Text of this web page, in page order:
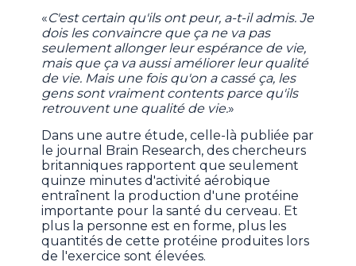
«C'est certain qu'ils ont peur, a-t-il admis. Je
dois les convaincre que ça ne va pas
seulement allonger leur espérance de vie,
mais que ça va aussi améliorer leur qualité
de vie. Mais une fois qu'on a cassé ça, les
gens sont vraiment contents parce qu'ils
retrouvent une qualité de vie.»
Dans une autre étude, celle-là publiée par
le journal Brain Research, des chercheurs
britanniques rapportent que seulement
quinze minutes d'activité aérobique
entraînent la production d'une protéine
importante pour la santé du cerveau. Et
plus la personne est en forme, plus les
quantités de cette protéine produites lors
de l'exercice sont élevées.